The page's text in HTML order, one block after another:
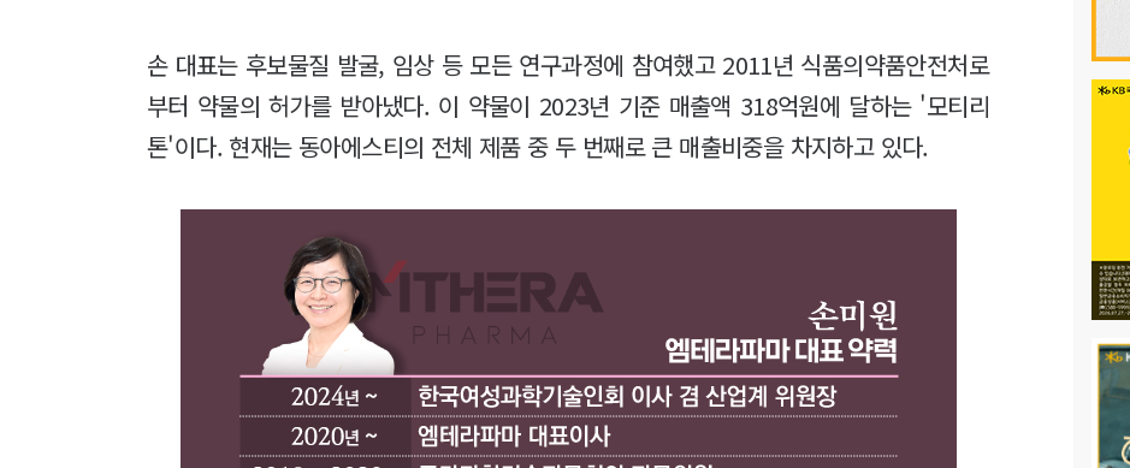
손 대표는 후보물질 발굴, 임상 등 모든 연구과정에 참여했고 2011년 식품의약품안전처로
부터 약물의 허가를 받아냈다. 이 약물이 2023년 기준 매출액 318억원에 달하는 '모티리
톤'이다. 현재는 동아에스티의 전체 제품 중 두 번째로 큰 매출비중을 차지하고 있다.